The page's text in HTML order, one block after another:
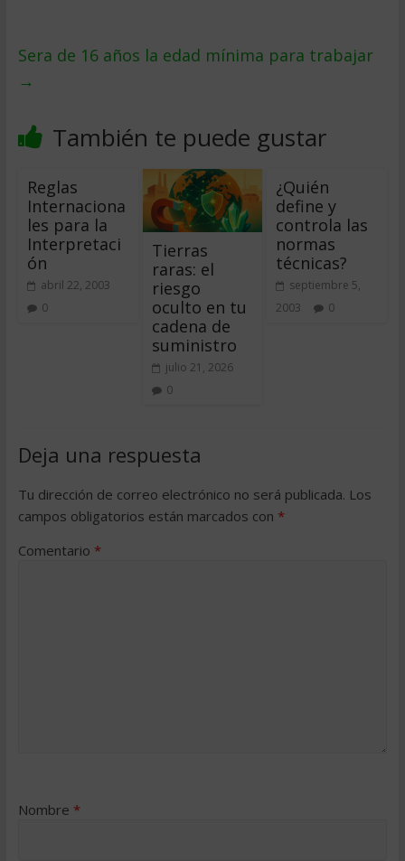
Sera de 16 años la edad mí­nima para trabajar
→
También te puede gustar
Reglas
Internaciona
les para la
Interpretaci
ón
abril 22, 2003
0
Tierras
raras: el
riesgo
oculto en tu
cadena de
suministro
julio 21, 2026
0
¿Quién
define y
controla las
normas
técnicas?
septiembre 5,
2003
0
Deja una respuesta
Tu dirección de correo electrónico no será publicada. Los
campos obligatorios están marcados con *
Comentario *
Nombre *